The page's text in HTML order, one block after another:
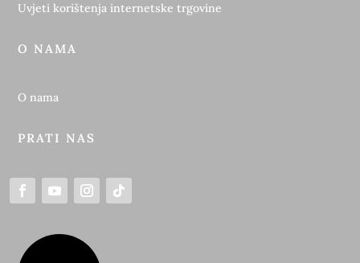
Uvjeti korištenja internetske trgovine
O NAMA
O nama
PRATI NAS